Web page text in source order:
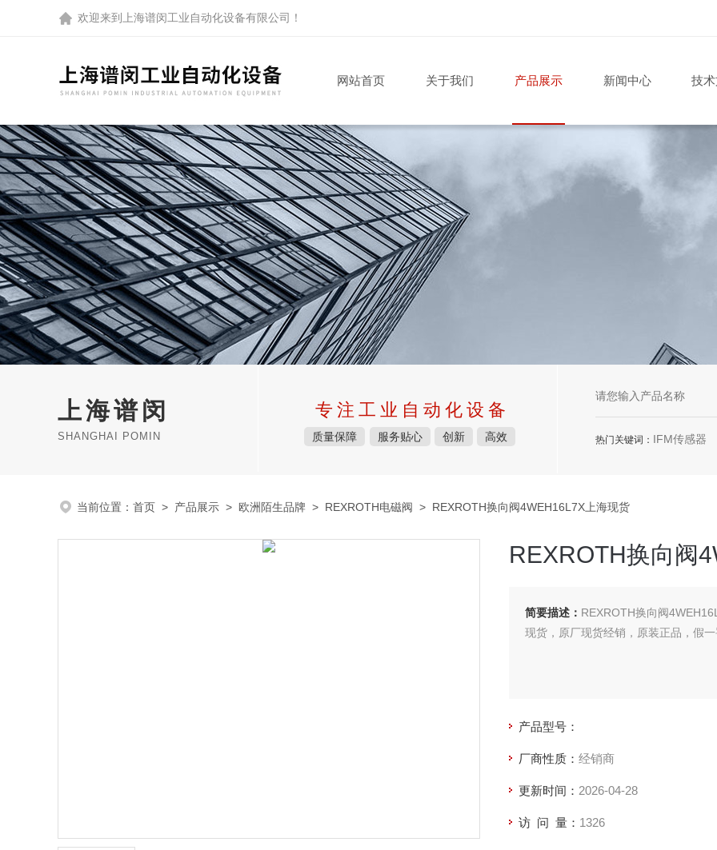
欢迎来到 上海谱闵工业自动化设备有限公司 ！
网站首页 关于我们 产品展示 新闻中心 技
上海谱闵
SHANGHAI POMIN
专注工业自动化设备
质量保障 服务贴心 创新 高效 热门关键词： IFM传感器
当前位置： 首页 > 产品展示 > 欧洲陌生品牌 > REXROTH电磁阀 > REXROTH换向阀4WEH16L7X上海现货
REXROTH换向阀
简要描述： REXROTH换向阀
现货，原厂现货经销，原装正品，假
产品型号：
厂商性质： 经销商
更新时间： 2026-04-28
访 问 量： 1326